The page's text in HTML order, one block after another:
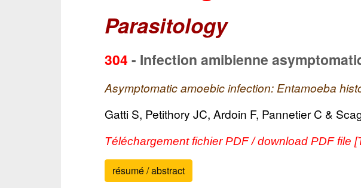
Parasitology
304 - Infection amibienne
Asymptomatic amoebic infection: Entamoeba
Gatti S, Petithory JC, Ardoin F, Pannetier C &
Téléchargement fichier PDF / download PDF file
résumé / abstract